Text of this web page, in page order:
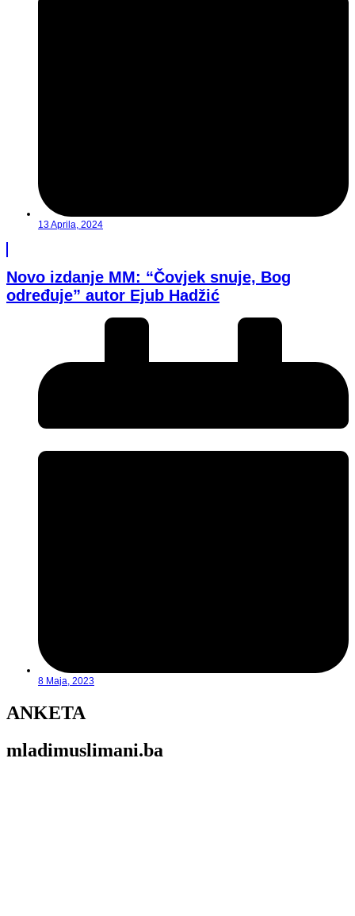
13 Aprila, 2024
Novo izdanje MM: “Čovjek snuje, Bog
određuje” autor Ejub Hadžić
8 Maja, 2023
ANKETA
mladimuslimani.ba